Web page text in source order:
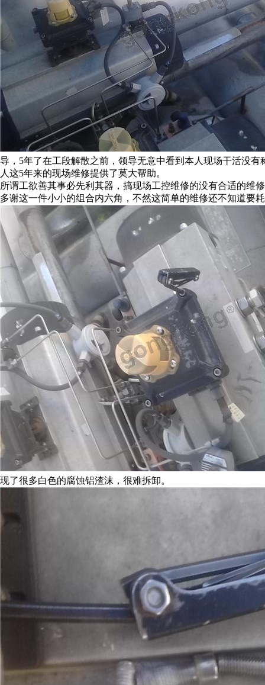
导，5年了在工段解散之前，领导无意中看到本人现场干活没
人这5年来的现场维修提供了莫大帮助。
所谓工欲善其事必先利其器，搞现场工控维修的没有合适的维
多谢这一件小小的组合内六角，不然这简单的维修还不知道要
现了很多白色的腐蚀铝渣沫，很难拆卸。